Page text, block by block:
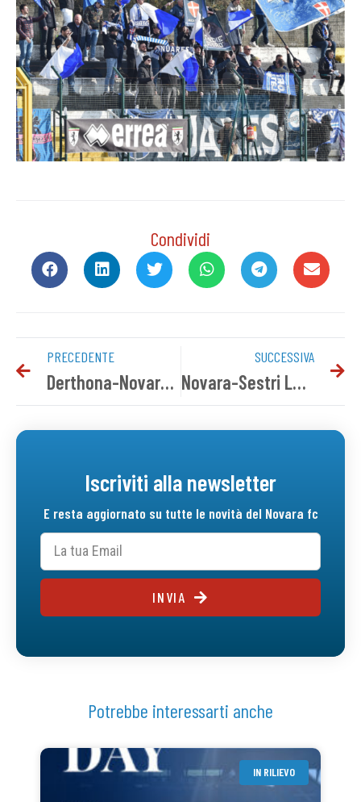
Condividi
PRECEDENTE
Derthona-Novara 1-1 | Tabellino del match
SUCCESSIVA
Novara-Sestri Levante: conferenza stampa pre gara
Iscriviti alla newsletter
E resta aggiornato su tutte le novità del Novara fc
INVIA
Potrebbe interessarti anche
IN RILIEVO